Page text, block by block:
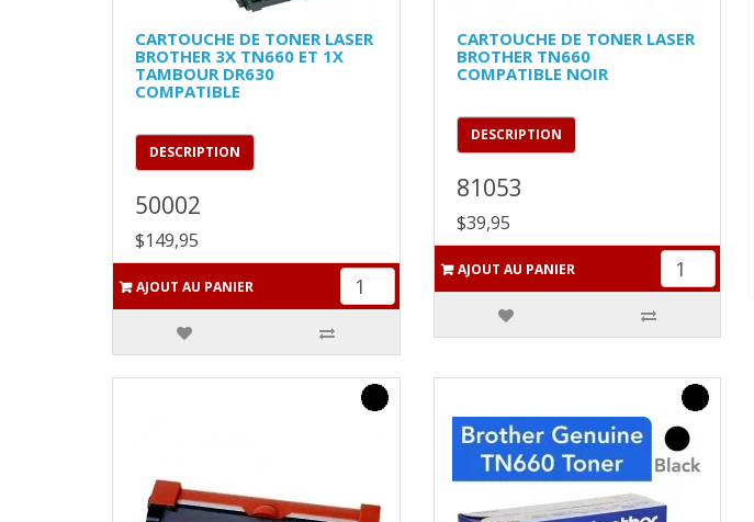
CARTOUCHE DE TONER LASER
BROTHER 3X TN660 ET 1X
TAMBOUR DR630
COMPATIBLE
DESCRIPTION
50002
$149,95
AJOUT AU PANIER
CARTOUCHE DE TONER LASER
BROTHER TN660
COMPATIBLE NOIR
DESCRIPTION
81053
$39,95
AJOUT AU PANIER